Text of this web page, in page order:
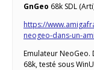
GnGeo 68k SDL
https://
neogeo-dans-un-
Emulateur
68k, testé sous